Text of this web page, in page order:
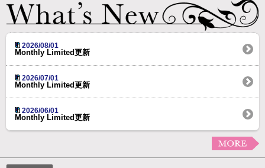
2026/08/01
Monthly Limited更新
2026/07/01
Monthly Limited更新
2026/06/01
Monthly Limited更新